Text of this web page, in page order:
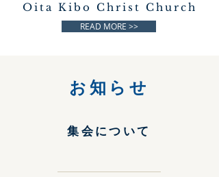
Oita Kibo Christ Church
READ MORE >>
​お知らせ
​集会について